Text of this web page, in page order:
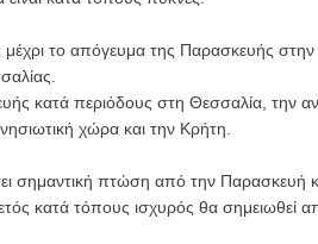
το απόγευμα της Παρασκευής
κατά περιόδους στη Θεσσαλία, την
χώρα και την Κρήτη.
σημαντική πτώση από την Παρασκευή
κατά τόπους ισχυρός θα σημειωθεί